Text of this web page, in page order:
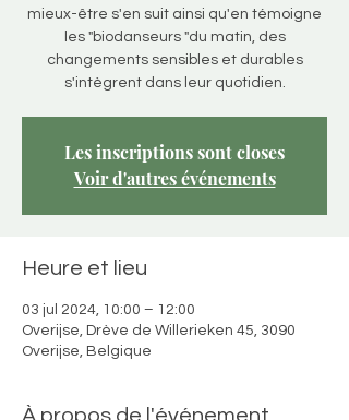
mieux-être s'en suit ainsi qu'en témoigne
les "biodanseurs "du matin, des
changements sensibles et durables
s'intègrent dans leur quotidien.
Les inscriptions sont closes
Voir d'autres événements
Heure et lieu
03 jul 2024, 10:00 – 12:00
Overijse, Drève de Willerieken 45, 3090
Overijse, Belgique
À propos de l'événement